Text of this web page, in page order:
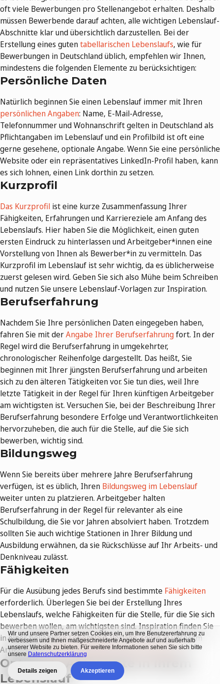
Wir und unsere Partner setzen Cookies ein, um Ihre Benutzererfahrung zu
verbessern und Ihnen maßgeschneiderte Angebote auf und außerhalb
unserer Website zu bieten. Für weitere Informationen sehen Sie sich bitte
unsere Datenschutzerklärung
Details zeigen Akzeptieren
oft viele Bewerbungen pro Stellenangebot erhalten. Deshalb
müssen Bewerbende darauf achten, alle wichtigen Lebenslauf-
Abschnitte klar und übersichtlich darzustellen. Bei der
Erstellung eines gutentabellarischen Lebenslaufs, wie für
Bewerbungen in Deutschland üblich, empfehlen wir Ihnen,
mindestens die folgenden Elemente zu berücksichtigen:
Persönliche Daten
Natürlich beginnen Sie einen Lebenslauf immer mit Ihren
persönlichen Angaben: Name, E-Mail-Adresse,
Telefonnummer und Wohnanschrift gelten in Deutschland als
Pflichtangaben im Lebenslauf und ein Profilbild ist oft eine
gerne gesehene, optionale Angabe. Wenn Sie eine persönliche
Website oder ein repräsentatives LinkedIn-Profil haben, kann
es sich lohnen, einen Link dorthin zu setzen.
Kurzprofil
Das Kurzprofil ist eine kurze Zusammenfassung Ihrer
Fähigkeiten, Erfahrungen und Karriereziele am Anfang des
Lebenslaufs. Hier haben Sie die Möglichkeit, einen guten
ersten Eindruck zu hinterlassen und Arbeitgeber*innen eine
Vorstellung von Ihnen als Bewerber*in zu vermitteln. Das
Kurzprofil im Lebenslauf ist sehr wichtig, da es üblicherweise
zuerst gelesen wird. Geben Sie sich also Mühe beim Schreiben
und nutzen Sie unsere Lebenslauf-Vorlagen zur Inspiration.
Berufserfahrung
Nachdem Sie Ihre persönlichen Daten eingegeben haben,
fahren Sie mit derAngabe Ihrer Berufserfahrungfort. In der
Regel wird die Berufserfahrung in umgekehrter,
chronologischer Reihenfolge dargestellt. Das heißt, Sie
beginnen mit Ihrer jüngsten Berufserfahrung und arbeiten
sich zu den älteren Tätigkeiten vor. Sie tun dies, weil Ihre
letzte Tätigkeit in der Regel für Ihren künftigen Arbeitgeber
am wichtigsten ist. Versuchen Sie, bei der Beschreibung Ihrer
Berufserfahrung besondere Erfolge und Verantwortlichkeiten
hervorzuheben, die auch für die Stelle, auf die Sie sich
bewerben, wichtig sind.
Bildungsweg
Wenn Sie bereits über mehrere Jahre Berufserfahrung
verfügen, ist es üblich, Ihren Bildungsweg im Lebenslauf
weiter unten zu platzieren. Arbeitgeber halten
Berufserfahrung in der Regel für relevanter als eine
Schulbildung, die Sie vor Jahren absolviert haben. Trotzdem
sollten Sie auch wichtige Stationen in Ihrer Bildung und
Ausbildung erwähnen, da sie Rückschlüsse auf Ihr Arbeits- und
Denkniveau zulässt.
Fähigkeiten
Für die Ausübung jedes Berufs sind bestimmte Fähigkeiten
erforderlich. Überlegen Sie bei der Erstellung Ihres
Lebenslaufs, welche Fähigkeiten für die Stelle, für die Sie sich
bewerben wollen, am wichtigsten sind. Inspiration finden Sie
in einer beliebigen Lebenslauf-Vorlage, sowie in unserem
Artikel überwichtige Fähigkeiten für Ihre Karriere.
Optionale Abschnitte in Ihrem
Lebenslauf